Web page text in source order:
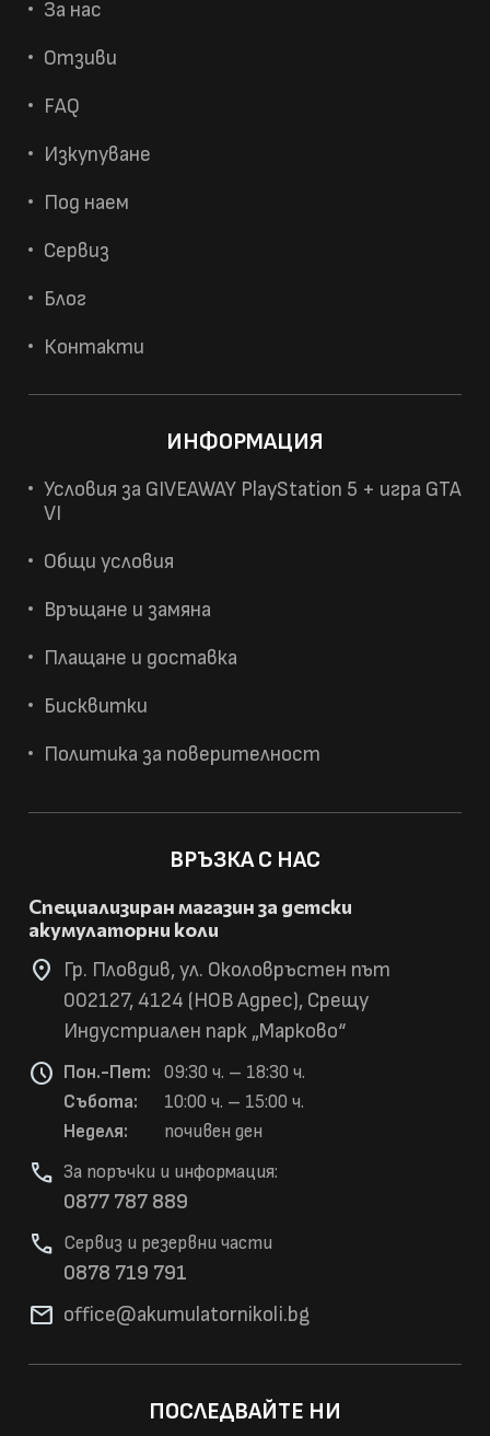
За нас
Отзиви
FAQ
Изкупуване
Под наем
Сервиз
Блог
Контакти
ИНФОРМАЦИЯ
Условия за GIVEAWAY PlayStation 5 + игра GTA
VI
Общи условия
Връщане и замяна
Плащане и доставка
Бисквитки
Политика за поверителност
ВРЪЗКА С НАС
Специализиран магазин за детски
акумулаторни коли
location_on
Гр. Пловдив, ул. Околовръстен път
002127, 4124 (НОВ Адрес), Срещу
Индустриален парк „Марково“
schedule Пон.-Пет:
09:30 ч. – 18:30 ч.
Събота:
10:00 ч. – 15:00 ч.
Неделя:
почивен ден
За поръчки и информация:
phone
0877 787 889
Сервиз и резервни части
phone
0878 719 791
mail office@akumulatornikoli.bg
ПОСЛЕДВАЙТЕ НИ